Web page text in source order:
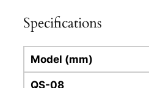
Specifications
Model (mm)
QS-08